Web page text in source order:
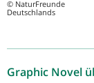
© NaturFreunde
Deutschlands
Graphic Novel